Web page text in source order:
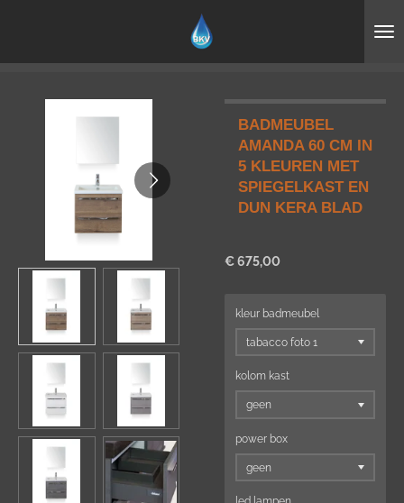
BADMEUBEL
AMANDA 60 CM IN
5 KLEUREN MET
SPIEGELKAST EN
DUN KERA BLAD
€ 675,00
kleur badmeubel
kolom kast
power box